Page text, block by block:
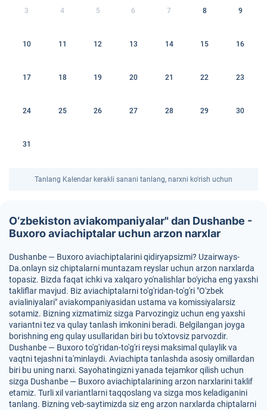
3 4 5 6 7 8 9
10 11 12 13 14 15 16
17 18 19 20 21 22 23
24 25 26 27 28 29 30
31
Tanlang Kalendar kerakli sanani tanlang, narxni ko'rish uchun
O’zbekiston aviakompaniyalar" dan Dushanbe -
Buxoro aviachiptalar uchun arzon narxlar
Dushanbe — Buxoro aviachiptalarini qidiryapsizmi? Uzairways-
Da.onlayn siz chiptalarni muntazam reyslar uchun arzon narxlarda
topasiz. Bizda faqat ichki va xalqaro yo'nalishlar bo'yicha eng yaxshi
takliflar mavjud. Biz aviachiptalarni to'g'ridan-to'g'ri "O'zbek
avialiniyalari" aviakompaniyasidan ustama va komissiyalarsiz
sotamiz. Bizning xizmatimiz sizga Parvozingiz uchun eng yaxshi
variantni tez va qulay tanlash imkonini beradi. Belgilangan joyga
borishning eng qulay usullaridan biri bu to'xtovsiz parvozdir.
Dushanbe — Buxoro to'g'ridan-to'g'ri reysi maksimal qulaylik va
vaqtni tejashni ta'minlaydi. Aviachipta tanlashda asosiy omillardan
biri bu uning narxi. Sayohatingizni yanada tejamkor qilish uchun
sizga Dushanbe — Buxoro aviachiptalarining arzon narxlarini taklif
etamiz. Turli xil variantlarni taqqoslang va sizga mos keladiganini
tanlang. Bizning veb-saytimizda siz eng arzon narxlarda chiptalarni